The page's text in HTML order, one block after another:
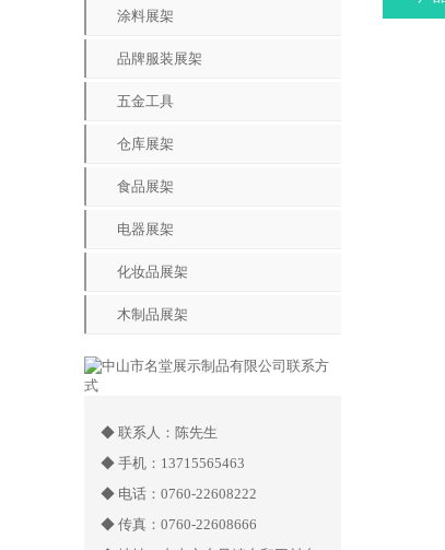
涂料展架
品牌服装展架
五金工具
仓库展架
食品展架
电器展架
化妆品展架
木制品展架
◆ 联系人：陈先生
◆ 手机：13715565463
◆ 电话：0760-22608222
◆ 传真：0760-22608666